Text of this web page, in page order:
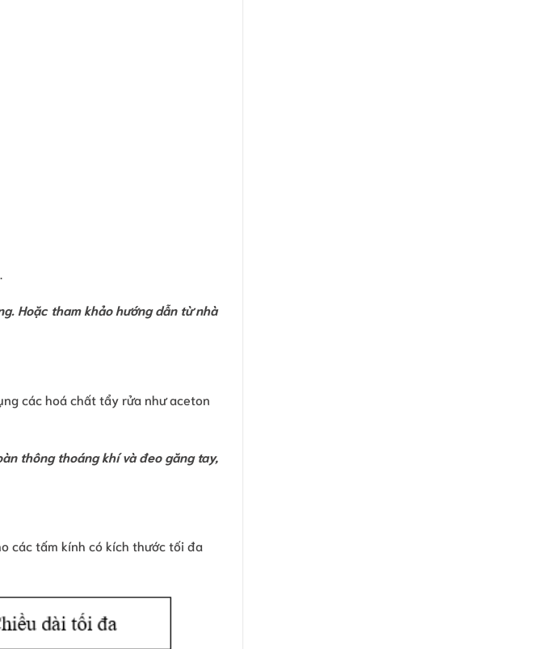
Hoặc tham khảo hướng dẫn từ nhà
các hoá chất tẩy rửa như aceton
thông thoáng khí và đeo găng tay,
các tấm kính có kích thước tối đa